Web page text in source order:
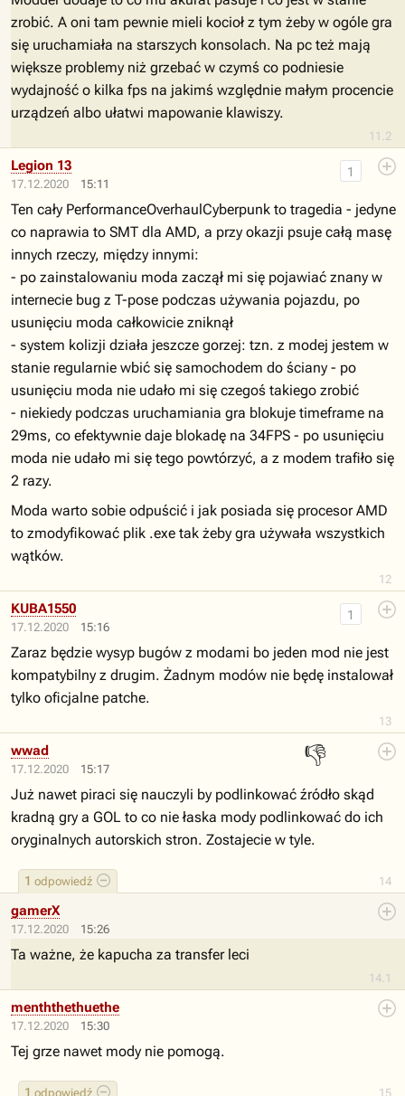
11.2
zrobić. A oni tam pewnie mieli kocioł z tym żeby w ogóle gra
się uruchamiała na starszych konsolach. Na pc też mają
większe problemy niż grzebać w czymś co podniesie
wydajność o kilka fps na jakimś względnie małym procencie
urządzeń albo ułatwi mapowanie klawiszy.
17.12.2020 15:11
12
1
Legion 13
Ten cały PerformanceOverhaulCyberpunk to tragedia - jedyne
co naprawia to SMT dla AMD, a przy okazji psuje całą masę
innych rzeczy, między innymi:
- po zainstalowaniu moda zaczął mi się pojawiać znany w
internecie bug z T-pose podczas używania pojazdu, po
usunięciu moda całkowicie zniknął
- system kolizji działa jeszcze gorzej: tzn. z modej jestem w
stanie regularnie wbić się samochodem do ściany - po
usunięciu moda nie udało mi się czegoś takiego zrobić
- niekiedy podczas uruchamiania gra blokuje timeframe na
29ms, co efektywnie daje blokadę na 34FPS - po usunięciu
moda nie udało mi się tego powtórzyć, a z modem trafiło się
2 razy.
Moda warto sobie odpuścić i jak posiada się procesor AMD
to zmodyfikować plik .exe tak żeby gra używała wszystkich
wątków.
17.12.2020 15:16
13
1
KUBA1550
Zaraz będzie wysyp bugów z modami bo jeden mod nie jest
kompatybilny z drugim. Żadnym modów nie będę instalował
tylko oficjalne patche.
17.12.2020 15:17
👎
14
1 odpowiedź
wwad
Już nawet piraci się nauczyli by podlinkować źródło skąd
kradną gry a GOL to co nie łaska mody podlinkować do ich
oryginalnych autorskich stron. Zostajecie w tyle.
17.12.2020 15:26
14.1
gamerX
Ta ważne, że kapucha za transfer leci
17.12.2020 15:30
15
1 odpowiedź
menththethuethe
Tej grze nawet mody nie pomogą.